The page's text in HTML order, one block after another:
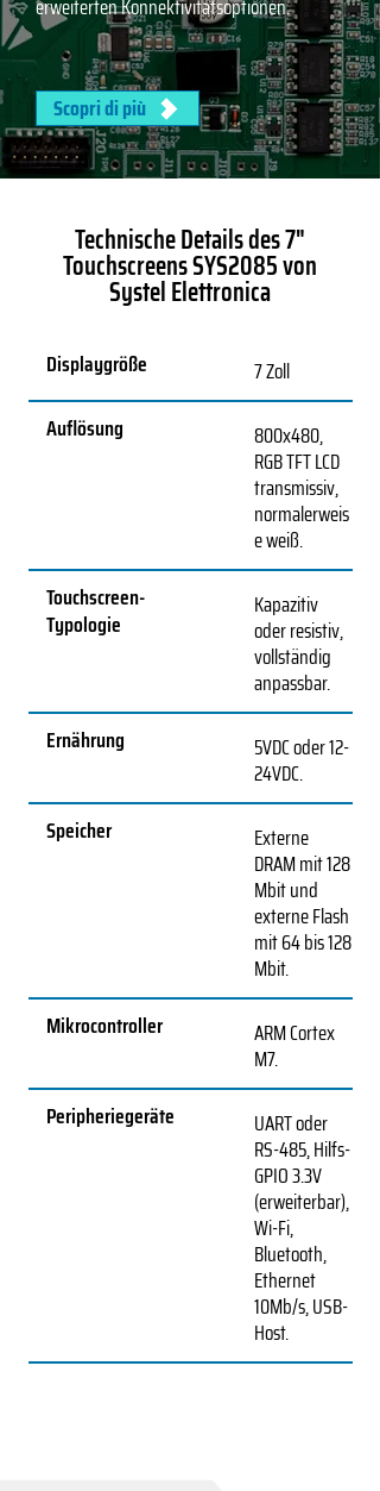
erweiterten Konnektivitätsoptionen.
Scopri di più
Technische Details des 7"
Touchscreens SYS2085 von
Systel Elettronica
Displaygröße 7 Zoll
Auflösung
800x480,
RGB TFT LCD
transmissiv,
normalerweis
e weiß.
Touchscreen-
Typologie
Kapazitiv
oder resistiv,
vollständig
anpassbar.
Ernährung
5VDC oder 12-
24VDC.
Speicher
Externe
DRAM mit 128
Mbit und
externe Flash
mit 64 bis 128
Mbit.
Mikrocontroller
ARM Cortex
M7.
Peripheriegeräte
UART oder
RS-485, Hilfs-
GPIO 3.3V
(erweiterbar),
Wi-Fi,
Bluetooth,
Ethernet
10Mb/s, USB-
Host.